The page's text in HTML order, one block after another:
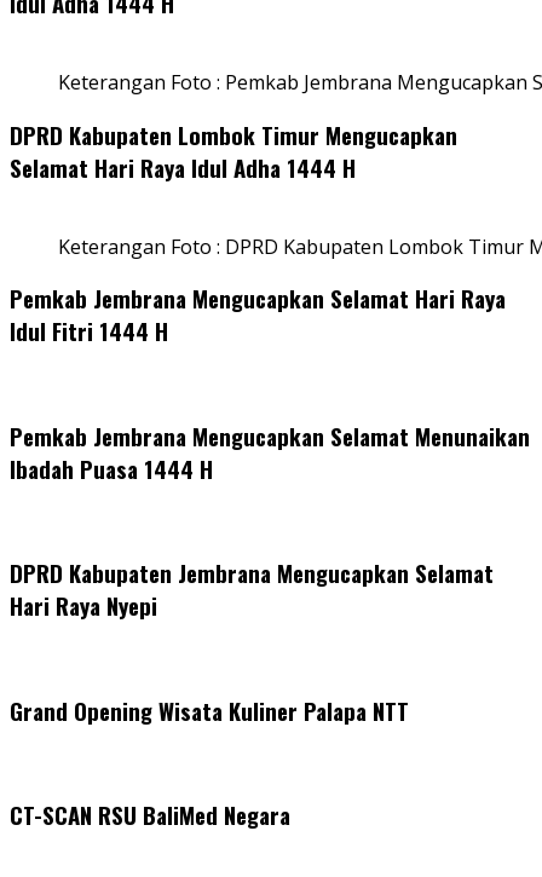
Keterangan Foto : Pemkab Jembrana Mengucapkan
DPRD Kabupaten Lombok Timur Mengucapkan
Selamat Hari Raya Idul Adha 1444 H
Keterangan Foto : DPRD Kabupaten Lombok Timur
Pemkab Jembrana Mengucapkan Selamat Hari Raya
Idul Fitri 1444 H
Pemkab Jembrana Mengucapkan Selamat Menunaikan
Ibadah Puasa 1444 H
DPRD Kabupaten Jembrana Mengucapkan Selamat
Hari Raya Nyepi
Grand Opening Wisata Kuliner Palapa NTT
CT-SCAN RSU BaliMed Negara